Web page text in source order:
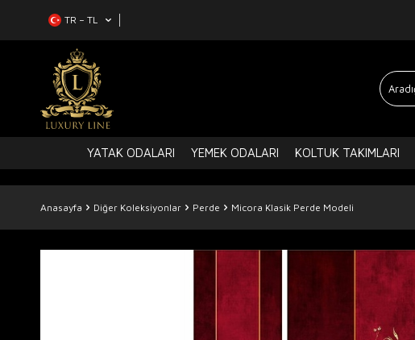
TR − TL
YATAK ODALARI YEMEK ODALARI KOLTUK TAKIMLARI
Anasayfa Diğer Koleksiyonlar Perde Micora Klasik Perde Modeli